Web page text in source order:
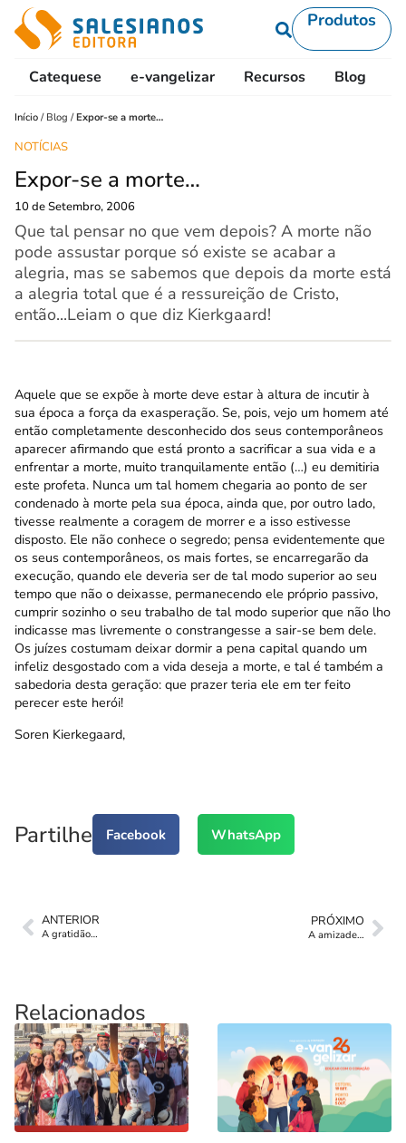
Produtos
Catequese e-vangelizar Recursos Blog
Início / Blog /Expor-se a morte…
NOTÍCIAS
Expor-se a morte…
10 de Setembro, 2006
Que tal pensar no que vem depois? A morte não
pode assustar porque só existe se acabar a
alegria, mas se sabemos que depois da morte está
a alegria total que é a ressureição de Cristo,
então...Leiam o que diz Kierkgaard!
Aquele que se expõe à morte deve estar à altura de incutir à
sua época a força da exasperação. Se, pois, vejo um homem até
então completamente desconhecido dos seus contemporâneos
aparecer afirmando que está pronto a sacrificar a sua vida e a
enfrentar a morte, muito tranquilamente então (…) eu demitiria
este profeta. Nunca um tal homem chegaria ao ponto de ser
condenado à morte pela sua época, ainda que, por outro lado,
tivesse realmente a coragem de morrer e a isso estivesse
disposto. Ele não conhece o segredo; pensa evidentemente que
os seus contemporâneos, os mais fortes, se encarregarão da
execução, quando ele deveria ser de tal modo superior ao seu
tempo que não o deixasse, permanecendo ele próprio passivo,
cumprir sozinho o seu trabalho de tal modo superior que não lho
indicasse mas livremente o constrangesse a sair-se bem dele.
Os juízes costumam deixar dormir a pena capital quando um
infeliz desgostado com a vida deseja a morte, e tal é também a
sabedoria desta geração: que prazer teria ele em ter feito
perecer este herói!
Soren Kierkegaard,
Partilhe Facebook WhatsApp
ANTERIOR
A gratidão…
PRÓXIMO
A amizade…
Relacionados